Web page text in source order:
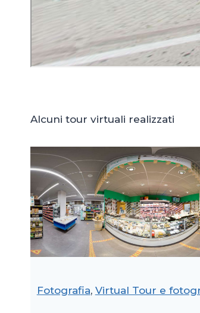
Alcuni tour virtuali realizzati
Fotografia, Virtual Tour e